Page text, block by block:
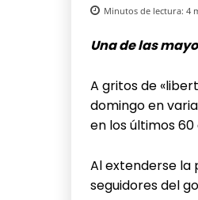
Minutos de lectura: 4
Una de las
A gritos de
domingo en
en los últimos 60
Al extenderse la
seguidores del